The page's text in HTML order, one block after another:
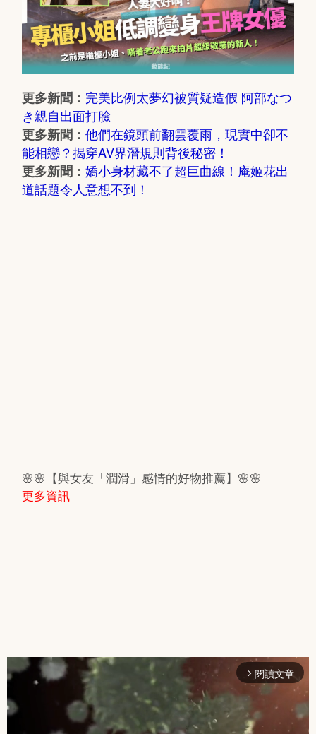
更多新聞： 完美比例太夢幻被質疑造假 阿部なつ
き親自出面打臉
更多新聞：他們在鏡頭前翻雲覆雨，現實中卻不
能相戀？揭穿AV界潛規則背後秘密！
更多新聞：嬌小身材藏不了超巨曲線！庵姬花出
道話題令人意想不到！
🌸🌸【與女友「潤滑」感情的好物推薦】🌸🌸
更多資訊
arrow_forward_ios 閱讀文章